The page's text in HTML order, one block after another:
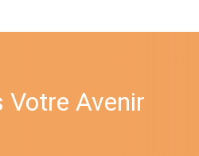
Votre Avenir